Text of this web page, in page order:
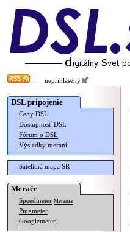
neprihlásený
DSL pripojenie
Ceny DSL
Dostupnosť DSL
Fórum o DSL
Výsledky meraní
Satelitná mapa SR
Merače
Speedmeter Merania
Pingmeter
Googlemeter